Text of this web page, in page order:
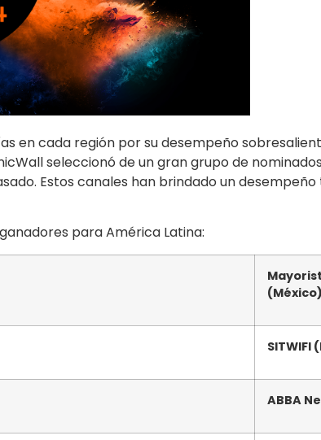
en cada región por su desempeño
seleccionó de un gran grupo de
Estos canales han brindado un
para América Latina:
(México)
SITWIFI
ABBA